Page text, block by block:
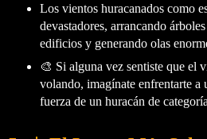
Los vientos huracanados como
devastadores, arrancando
edificios y generando olas
🎨 Si alguna vez sentiste que el
volando, imagínate enfrentarte a
fuerza de un huracán de